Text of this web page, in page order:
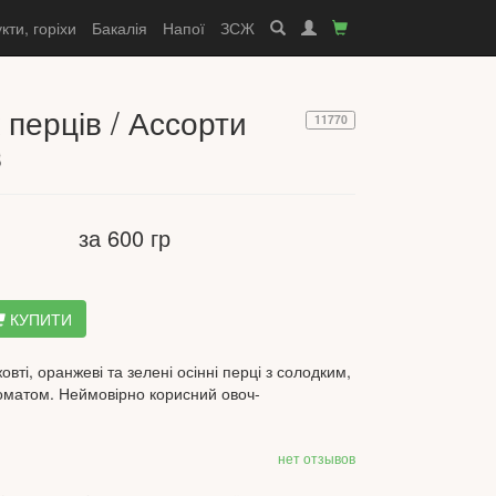
горіхи Бакалія Напої ЗСЖ
11770
/ Ассорти
за 600 гр
КУПИТИ
оранжеві та зелені осінні перці з солодким,
Неймовірно корисний овоч-
нет отзывов